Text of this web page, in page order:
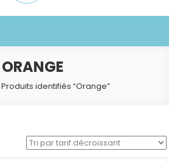
ORANGE
Produits identifiés “Orange”